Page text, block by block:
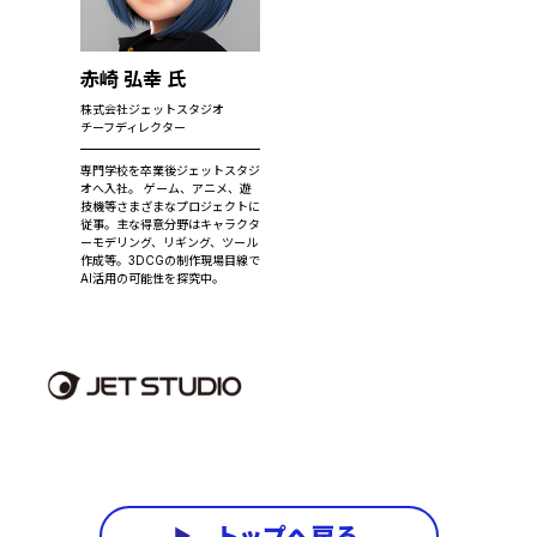
赤崎 弘幸 氏
株式会社ジェットスタジオ
チーフディレクター
専門学校を卒業後ジェットスタジ
オへ入社。 ゲーム、アニメ、遊
技機等さまざまなプロジェクトに
従事。主な得意分野はキャラクタ
ーモデリング、リギング、ツール
作成等。3DCGの制作現場目線で
AI活用の可能性を探究中。